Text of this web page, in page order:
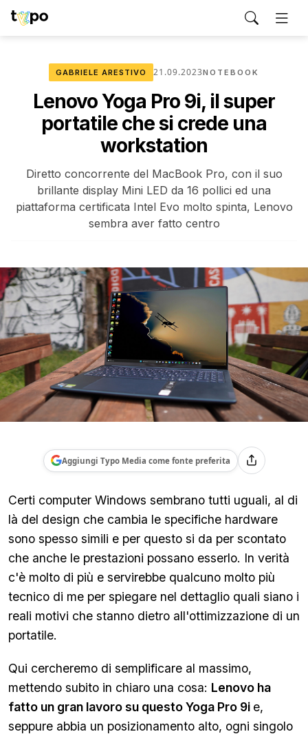
GABRIELE ARESTIVO 21.09.2023NOTEBOOK
Lenovo Yoga Pro 9i, il super
portatile che si crede una
workstation
Diretto concorrente del MacBook Pro, con il suo
brillante display Mini LED da 16 pollici ed una
piattaforma certificata Intel Evo molto spinta, Lenovo
sembra aver fatto centro
Aggiungi Typo Media come fonte preferita
Certi computer Windows sembrano tutti uguali, al di
là del design che cambia le specifiche hardware
sono spesso simili e per questo si da per scontato
che anche le prestazioni possano esserlo. In verità
c'è molto di più e servirebbe qualcuno molto più
tecnico di me per spiegare nel dettaglio quali siano i
reali motivi che stanno dietro all'ottimizzazione di un
portatile.
Qui cercheremo di semplificare al massimo,
mettendo subito in chiaro una cosa: Lenovo ha
fatto un gran lavoro su questo Yoga Pro 9i e,
seppure abbia un posizionamento alto, ogni singolo